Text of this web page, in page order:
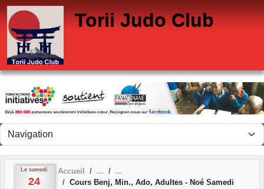
Torii Judo Club
Le samedi
24
Accueil
Cours Benj, Min., Ado, Adultes - Noé Samedi
Panneau de gestion des cookies